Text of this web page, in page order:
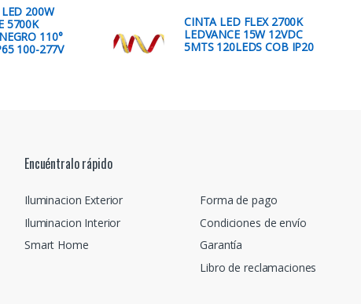
200W
5700K
110°
100-277V
CINTA LED FLEX 2700K
LEDVANCE 15W 12VDC
5MTS 120LEDS COB IP20
Encuéntralo rápido
Iluminacion Exterior
Iluminacion Interior
Smart Home
Forma de pago
Condiciones de envío
Garantía
Libro de reclamaciones